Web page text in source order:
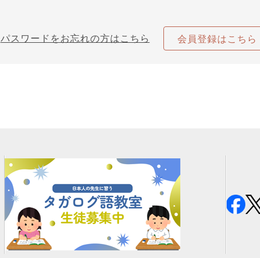
パスワードをお忘れの方はこちら 会員登録はこちら